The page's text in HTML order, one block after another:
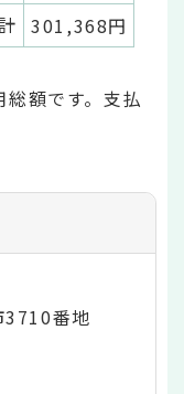
301,368円
額です。支払
番地